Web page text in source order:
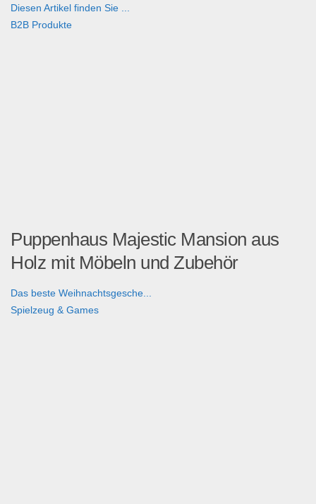
Diesen Artikel finden Sie ...
B2B Produkte
Puppenhaus Majestic Mansion aus
Holz mit Möbeln und Zubehör
Das beste Weihnachtsgesche...
Spielzeug & Games